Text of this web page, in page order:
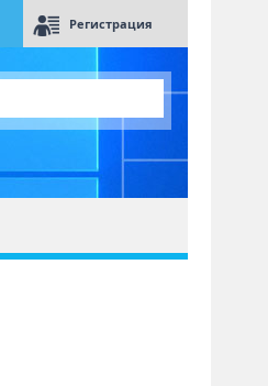
Регистрация